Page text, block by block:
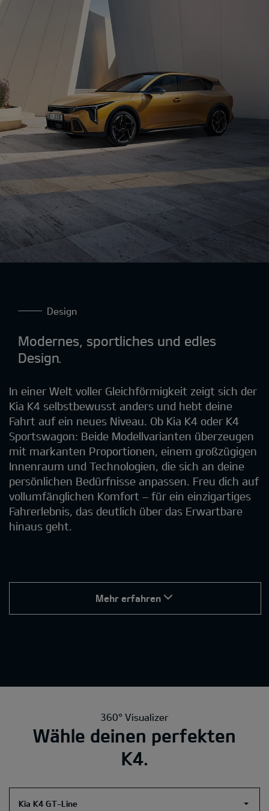
Design
Modernes, sportliches und edles
Design.
In einer Welt voller Gleichförmigkeit zeigt sich der
Kia K4 selbstbewusst anders und hebt deine
Fahrt auf ein neues Niveau. Ob Kia K4 oder K4
Sportswagon: Beide Modellvarianten überzeugen
mit markanten Proportionen, einem großzügigen
Innenraum und Technologien, die sich an deine
persönlichen Bedürfnisse anpassen. Freu dich auf
vollumfänglichen Komfort – für ein einzigartiges
Fahrerlebnis, das deutlich über das Erwartbare
hinaus geht.
Mehr erfahren
360° Visualizer
Wähle deinen perfekten
K4.
Kia K4 GT-Line